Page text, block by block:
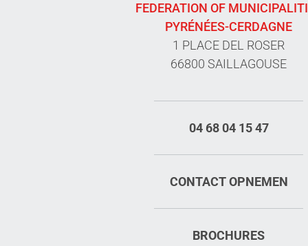
FEDERATION OF
PYRÉNÉES-CERDAGNE
1 PLACE DEL ROSER
66800 SAILLAGOUSE
04 68 04 15 47
CONTACT OPNEMEN
BROCHURES